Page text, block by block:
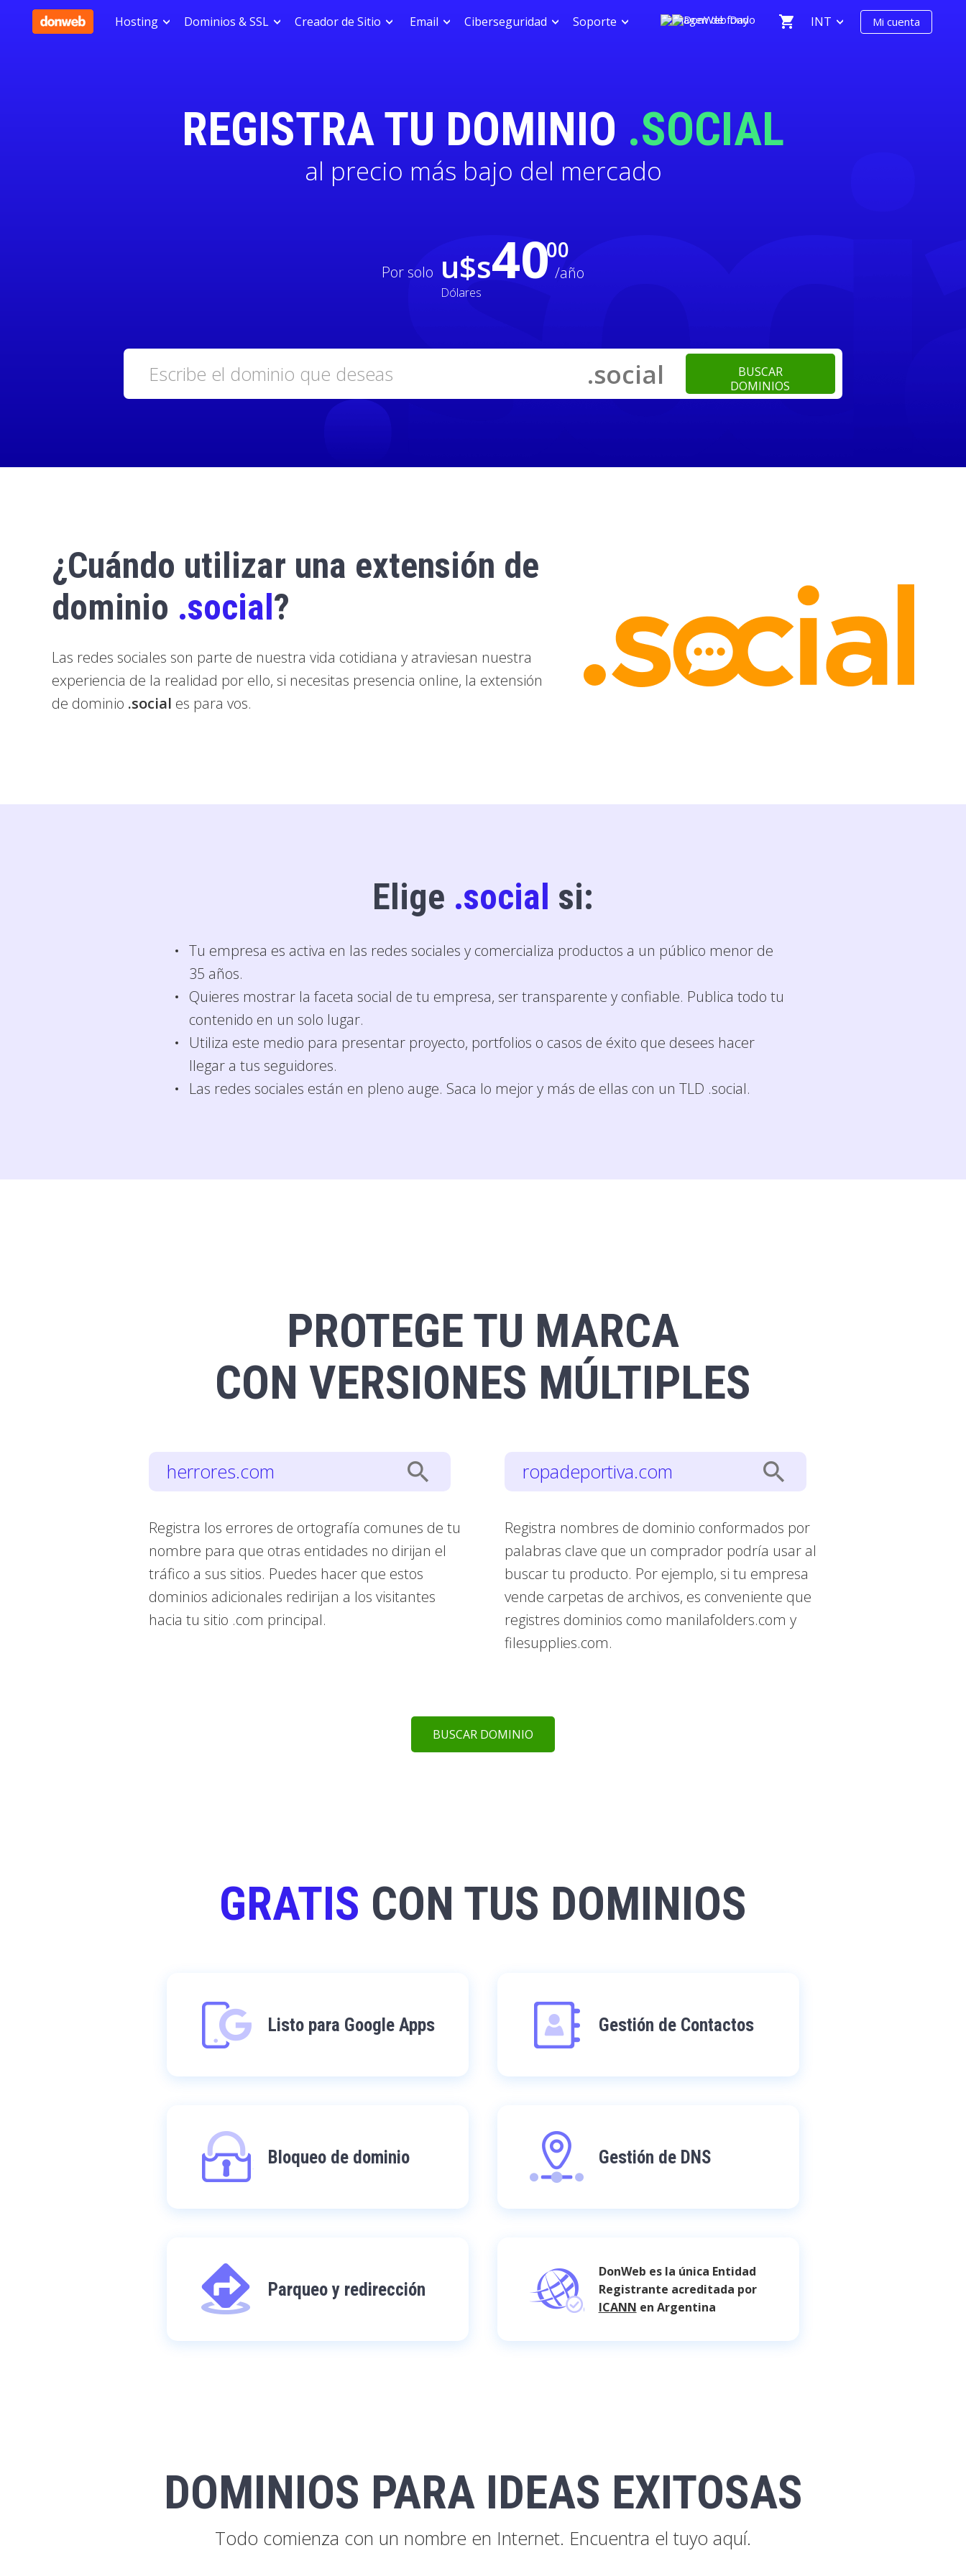
Hosting Dominios & SSL Creador de Sitio Email Ciberseguridad Soporte INT Mi cuenta
REGISTRA TU DOMINIO .SOCIAL
al precio más bajo del mercado
Por solo u$s4000
/año
Dólares
.social
BUSCAR
DOMINIOS
¿Cuándo utilizar una extensión de
dominio .social?
Las redes sociales son parte de nuestra vida cotidiana y atraviesan nuestra
experiencia de la realidad por ello, si necesitas presencia online, la extensión
de dominio .social es para vos.
Elige .social si:
Tu empresa es activa en las redes sociales y comercializa productos a un público menor de
35 años.
Quieres mostrar la faceta social de tu empresa, ser transparente y confiable. Publica todo tu
contenido en un solo lugar.
Utiliza este medio para presentar proyecto, portfolios o casos de éxito que desees hacer
llegar a tus seguidores.
Las redes sociales están en pleno auge. Saca lo mejor y más de ellas con un TLD .social.
PROTEGE TU MARCA
CON VERSIONES MÚLTIPLES
herrores.com search
Registra los errores de ortografía comunes de tu
nombre para que otras entidades no dirijan el
tráfico a sus sitios. Puedes hacer que estos
dominios adicionales redirijan a los visitantes
hacia tu sitio .com principal.
ropadeportiva.com search
Registra nombres de dominio conformados por
palabras clave que un comprador podría usar al
buscar tu producto. Por ejemplo, si tu empresa
vende carpetas de archivos, es conveniente que
registres dominios como manilafolders.com y
filesupplies.com.
BUSCAR DOMINIO
GRATIS CON TUS DOMINIOS
Listo para Google Apps Gestión de Contactos
Bloqueo de dominio Gestión de DNS
Parqueo y redirección
DonWeb es la única Entidad
Registrante acreditada por
ICANN en Argentina
DOMINIOS PARA IDEAS EXITOSAS
Todo comienza con un nombre en Internet. Encuentra el tuyo aquí.